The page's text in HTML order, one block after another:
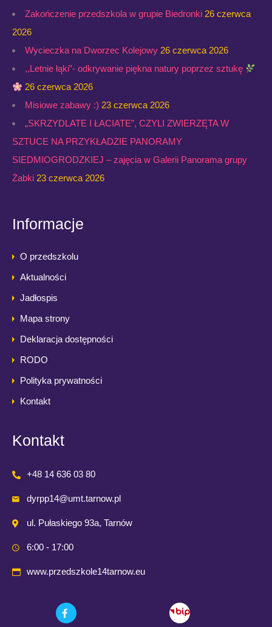
Zakończenie przedszkola w grupie Biedronki 26 czerwca
2026
Wycieczka na Dworzec Kolejowy 26 czerwca 2026
,,Letnie łąki”- odkrywanie piękna natury poprzez sztukę
26 czerwca 2026
Misiowe zabawy :) 23 czerwca 2026
„SKRZYDLATE I ŁACIATE”, CZYLI ZWIERZĘTA W
SZTUCE NA PRZYKŁADZIE PANORAMY
SIEDMIOGRODZKIEJ – zajęcia w Galerii Panorama grupy
Żabki 23 czerwca 2026
Informacje
O przedszkolu
Aktualności
Jadłospis
Mapa strony
Deklaracja dostępności
RODO
Polityka prywatności
Kontakt
Kontakt
+48 14 636 03 80
dyrpp14@umt.tarnow.pl
ul. Pułaskiego 93a, Tarnów
6:00 - 17:00
www.przedszkole14tarnow.eu